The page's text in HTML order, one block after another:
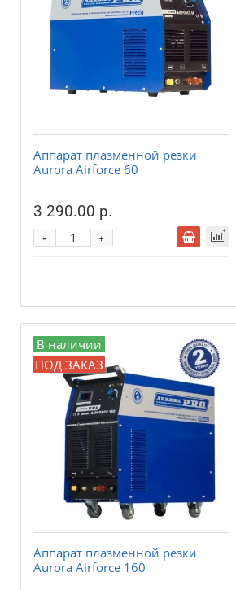
Аппарат плазменной резки
Aurora Airforce 60
3 290.00 р.
+
-
В наличии
ПОД ЗАКАЗ
Аппарат плазменной резки
Aurora Airforce 160